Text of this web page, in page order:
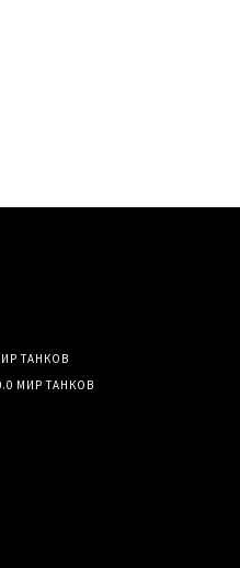
ТАНКОВ
МИР ТАНКОВ